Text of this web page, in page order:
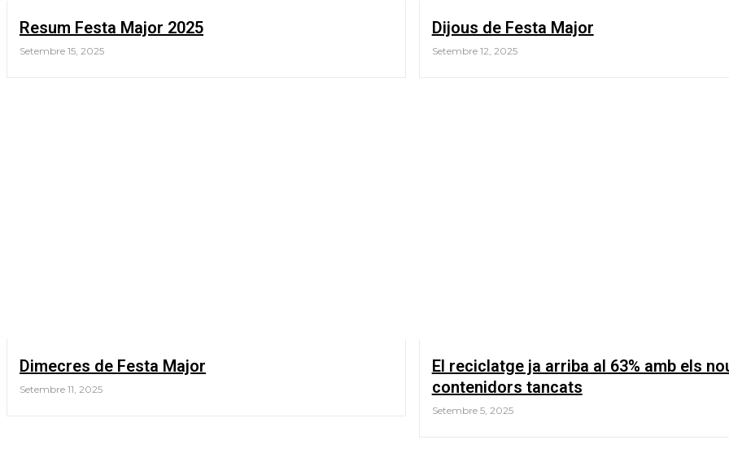
Resum Festa Major 2025
Setembre 15, 2025
Dijous de Festa Major
Setembre 12, 2025
Dimecres de Festa Major
Setembre 11, 2025
El reciclatge ja arriba al 63% amb els
contenidors tancats
Setembre 5, 2025